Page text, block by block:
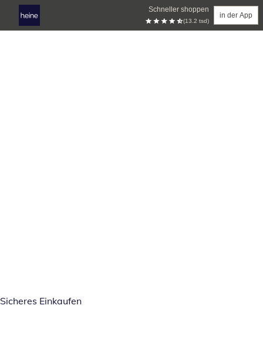
Schneller shoppen
(13.2 tsd)
in der App
Sicheres Einkaufen